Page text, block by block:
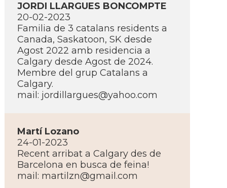
JORDI LLARGUES BONCOMPTE
20-02-2023
Familia de 3 catalans residents a
Canada, Saskatoon, SK desde
Agost 2022 amb residencia a
Calgary desde Agost de 2024.
Membre del grup Catalans a
Calgary.
mail: jordillargues@yahoo.com
Martí­ Lozano
24-01-2023
Recent arribat a Calgary des de
Barcelona en busca de feina!
mail: martilzn@gmail.com